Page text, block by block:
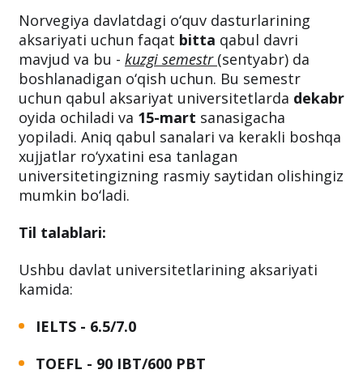
Norvegiya davlatdagi o‘quv dasturlarining
aksariyati uchun faqat bitta qabul davri
mavjud va bu - kuzgi semestr (sentyabr) da
boshlanadigan o‘qish uchun. Bu semestr
uchun qabul aksariyat universitetlarda dekabr
oyida ochiladi va 15-mart sanasigacha
yopiladi. Aniq qabul sanalari va kerakli boshqa
xujjatlar ro‘yxatini esa tanlagan
universitetingizning rasmiy saytidan olishingiz
mumkin bo‘ladi.
Til talablari:
Ushbu davlat universitetlarining aksariyati
kamida:
IELTS - 6.5/7.0
TOEFL - 90 IBT/600 PBT